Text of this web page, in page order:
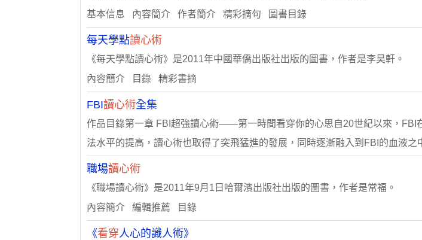
基本信息 內容簡介 作者簡介 精彩摘句 圖書目錄
每天學點讀心術
《每天學點讀心術》是2011年中國華僑出版社出版的圖書，作者是李昊軒。
內容簡介 目錄 精彩書摘
FBI讀心術全集
作品目錄第一章 FBI超強讀心術——第一時間看穿你的心思自20世紀以來，FBI
法水平的提高，讀心術也取得了突飛猛進的發展，同時逐漸融入到FBI的血液之
職場讀心術
《職場讀心術》是2011年9月1日哈爾濱出版社出版的圖書，作者是常福。
內容簡介 編輯推薦 目錄
《看穿人心的識人術》